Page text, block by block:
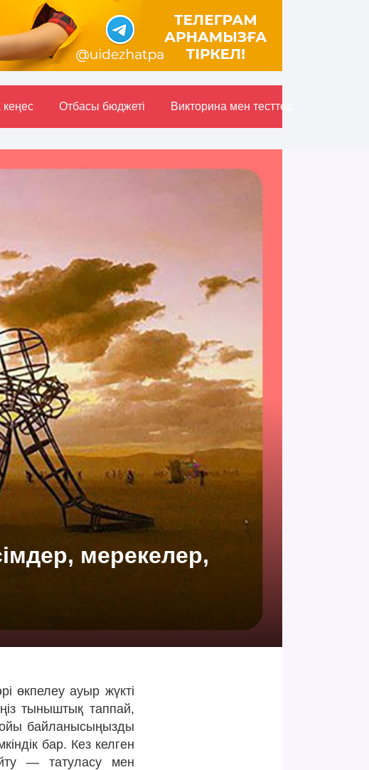
кеңес Отбасы бюджетi Викторина мен тесттер
мерекелер,
өкпелеу ауыр жүкті
тыныштық таппай,
байланысыңызды
бар. Кез келген
— татуласу мен